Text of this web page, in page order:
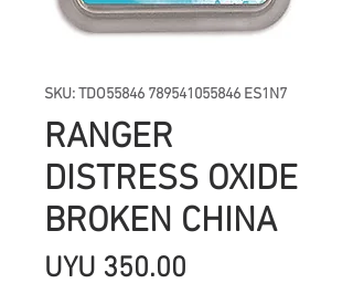
SKU: TDO55846 789541055846 ES1N7
RANGER
DISTRESS OXIDE
BROKEN CHINA
UYU 350.00